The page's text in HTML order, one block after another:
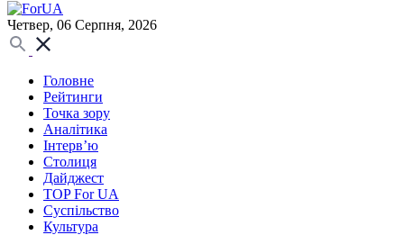
Четвер, 06 Серпня, 2026
Головне
Рейтинги
Точка зору
Аналітика
Інтерв’ю
Столиця
Дайджест
TOP For UA
Суспiльство
Культура